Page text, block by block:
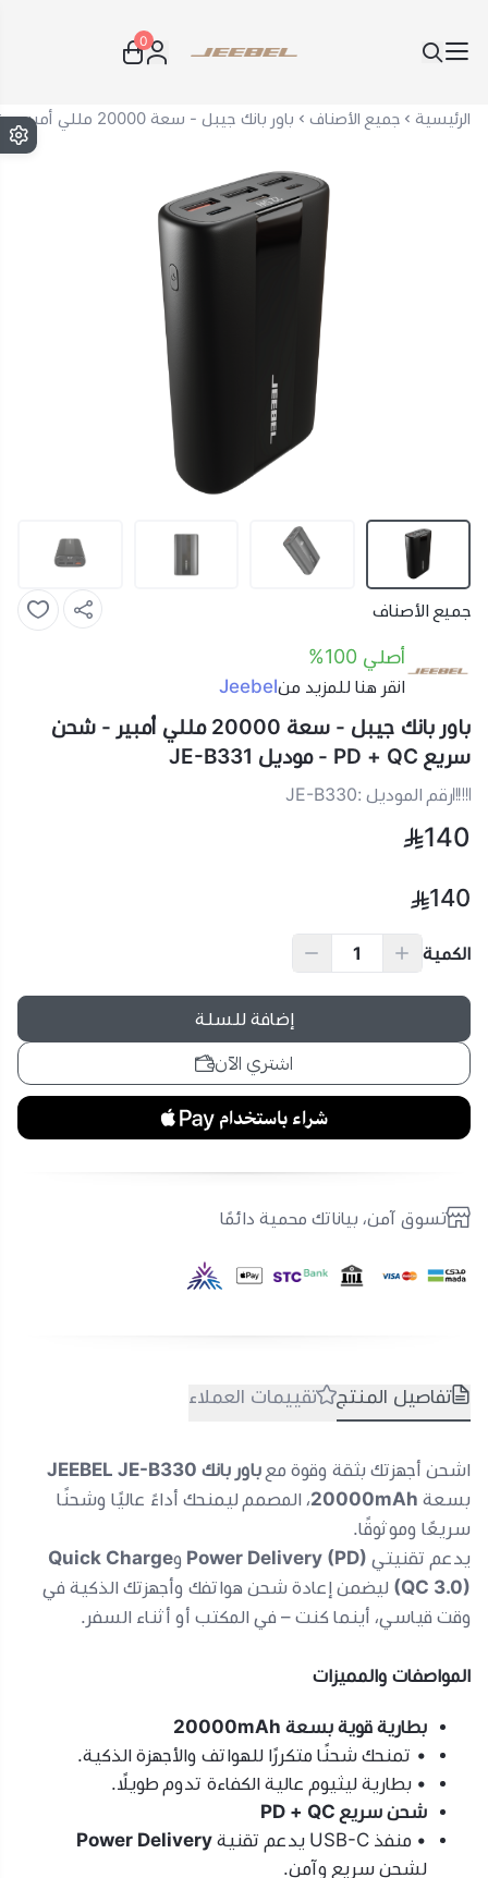
JEEBEL
0
الرئيسية جميع الأصناف باور بانك جيبل - سعة 20000 مللي أمبير - شحن سريع PD + QC - موديل JE-B331
جميع الأصناف
أصلي 100%
انقر هنا للمزيد منJeebel
باور بانك جيبل - سعة 20000 مللي أمبير - شحن
سريع PD + QC - موديل JE-B331
رقم الموديل :JE-B330
140
140
الكمية
إضافة للسلة
اشتري الآن
تسوق آمن، بياناتك محمية دائمًا
تفاصيل المنتج تقييمات العملاء
اشحن أجهزتك بثقة وقوة مع باور بانك JEEBEL JE-B330
بسعة 20000mAh، المصمم ليمنحك أداءً عاليًا وشحنًا
سريعًا وموثوقًا.
يدعم تقنيتي Power Delivery (PD) وQuick Charge
(QC 3.0) ليضمن إعادة شحن هواتفك وأجهزتك الذكية في
وقت قياسي، أينما كنت – في المكتب أو أثناء السفر.
المواصفات والمميزات
بطارية قوية بسعة 20000mAh
• تمنحك شحنًا متكررًا للهواتف والأجهزة الذكية.
• بطارية ليثيوم عالية الكفاءة تدوم طويلًا.
شحن سريع PD + QC
• منفذ USB-C يدعم تقنية
Power Delivery
لشحن سريع وآمن.